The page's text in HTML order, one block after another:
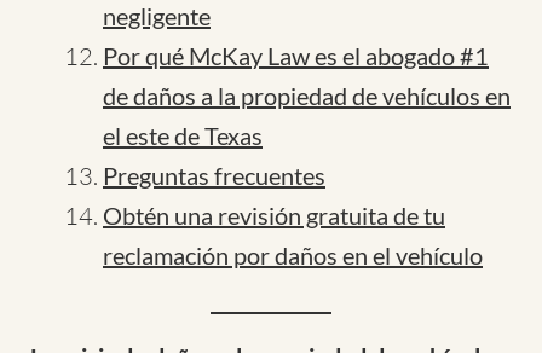
negligente
Por qué McKay Law es el abogado #1
de daños a la propiedad de vehículos en
el este de Texas
Preguntas frecuentes
Obtén una revisión gratuita de tu
reclamación por daños en el vehículo